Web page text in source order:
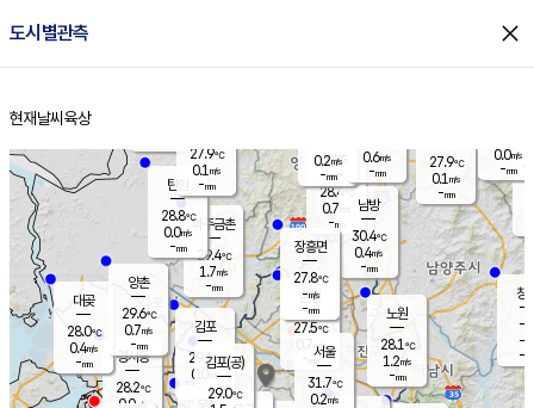
도시별관측 close
홈
현재날씨 육상
양주
28.4℃
0.7
-mm
경서동
28.2℃
0.0m/s
파주금촌
29.4℃
1.7m/s
-mm
27.9℃
0.1 m/s
-mm
대곶
28.0℃
0.4m/s
-mm
창
-
-m/
-
탄현
28.8℃
0.0m/s
-mm
0.0m/s
-mm
김포
29.1℃
0.0 m/s
mm
부천
양촌
29.6℃
0.7m/s
-mm
은평
27.5℃
0.7 m/s
- mm
노원
28.1℃
1.2m/s
-mm
남방
30.4℃
0.4m/s
-mm
장흥면
27.8℃
-m/s
-mm
0.2m/s
-mm
김포(공)
29.0℃
서울
31.7℃
0.2m/s
27.9℃
0.1 m/s
-mm
0.6m/s
-mm